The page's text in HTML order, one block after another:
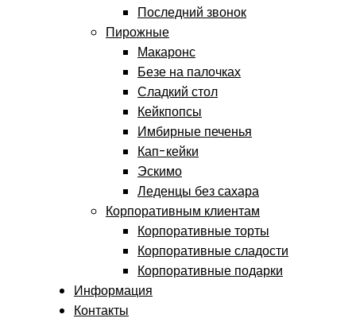
Последний звонок
Пирожные
Макаронс
Безе на палочках
Сладкий стол
Кейкпопсы
Имбирные печенья
Кап-кейки
Эскимо
Леденцы без сахара
Корпоративным клиентам
Корпоративные торты
Корпоративные сладости
Корпоративные подарки
Информация
Контакты